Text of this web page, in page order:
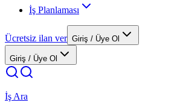
İş Planlaması
Ücretsiz ilan ver Giriş / Üye Ol
Giriş / Üye Ol
İş Ara